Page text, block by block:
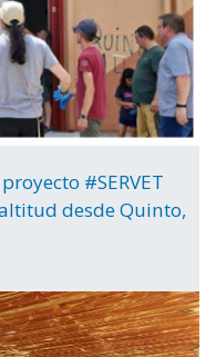
#SERVET
desde Quinto,